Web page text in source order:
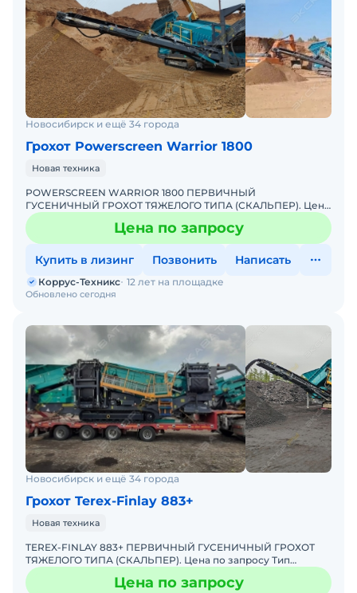
Новосибирск и ещё 34 города
Грохот Powerscreen Warrior 1800
Новая техника
POWERSCREEN WARRIOR 1800 ПЕРВИЧНЫЙ
ГУСЕНИЧНЫЙ ГРОХОТ ТЯЖЕЛОГО ТИПА (СКАЛЬПЕР). Цена
по запросу Тип грохота: вибрационные Способ
перемещения: самоходные Самы
Цена по запросу
Купить в лизинг Позвонить Написать
Обновлено сегодня
Коррус-Техникс 12 лет на площадке
Новосибирск и ещё 34 города
Грохот Terex-Finlay 883+
Новая техника
TEREX-FINLAY 883+ ПЕРВИЧНЫЙ ГУСЕНИЧНЫЙ ГРОХОТ
ТЯЖЕЛОГО ТИПА (СКАЛЬПЕР). Цена по запросу Тип
грохота: вибрационные Способ перемещения: самоходные
Самый попул
Цена по запросу